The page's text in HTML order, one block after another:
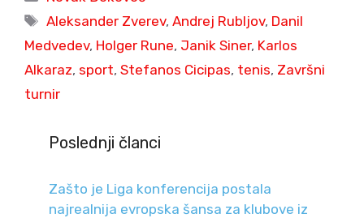
Tags
Aleksander Zverev,Andrej Rubljov, Danil
Medvedev, Holger Rune, Janik Siner, Karlos
Alkaraz, sport, Stefanos Cicipas, tenis, Završni
turnir
Poslednji članci
Zašto je Liga konferencija postala
najrealnija evropska šansa za klubove iz